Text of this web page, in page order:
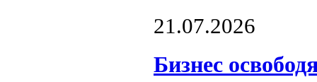
21.07.2026
Бизнес